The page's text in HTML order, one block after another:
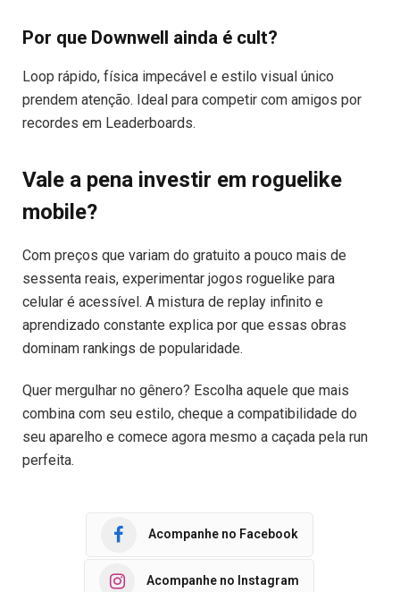
Por que Downwell ainda é cult?
Loop rápido, física impecável e estilo visual único
prendem atenção. Ideal para competir com amigos por
recordes em Leaderboards.
Vale a pena investir em roguelike
mobile?
Com preços que variam do gratuito a pouco mais de
sessenta reais, experimentar jogos roguelike para
celular é acessível. A mistura de replay infinito e
aprendizado constante explica por que essas obras
dominam rankings de popularidade.
Quer mergulhar no gênero? Escolha aquele que mais
combina com seu estilo, cheque a compatibilidade do
seu aparelho e comece agora mesmo a caçada pela run
perfeita.
Acompanhe no Facebook
Acompanhe no Instagram